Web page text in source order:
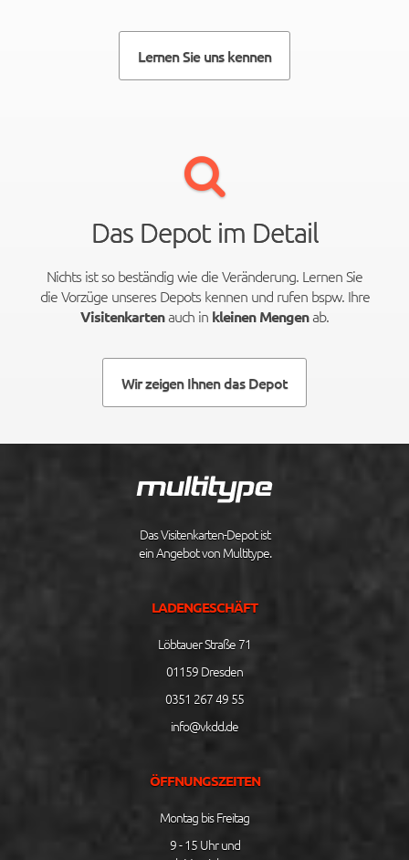
Lernen Sie uns kennen
Das Depot im Detail
Nichts ist so beständig wie die Veränderung. Lernen Sie
die Vorzüge unseres Depots kennen und rufen bspw. Ihre
Visitenkartenauch in kleinen Mengenab.
Wir zeigen Ihnen das Depot
Das Visitenkarten-Depot ist
ein Angebot von Multitype.
LADENGESCHÄFT
Löbtauer Straße 71
01159 Dresden
0351 267 49 55
info@vkdd.de
ÖFFNUNGSZEITEN
Montag bis Freitag
9 - 15 Uhr und